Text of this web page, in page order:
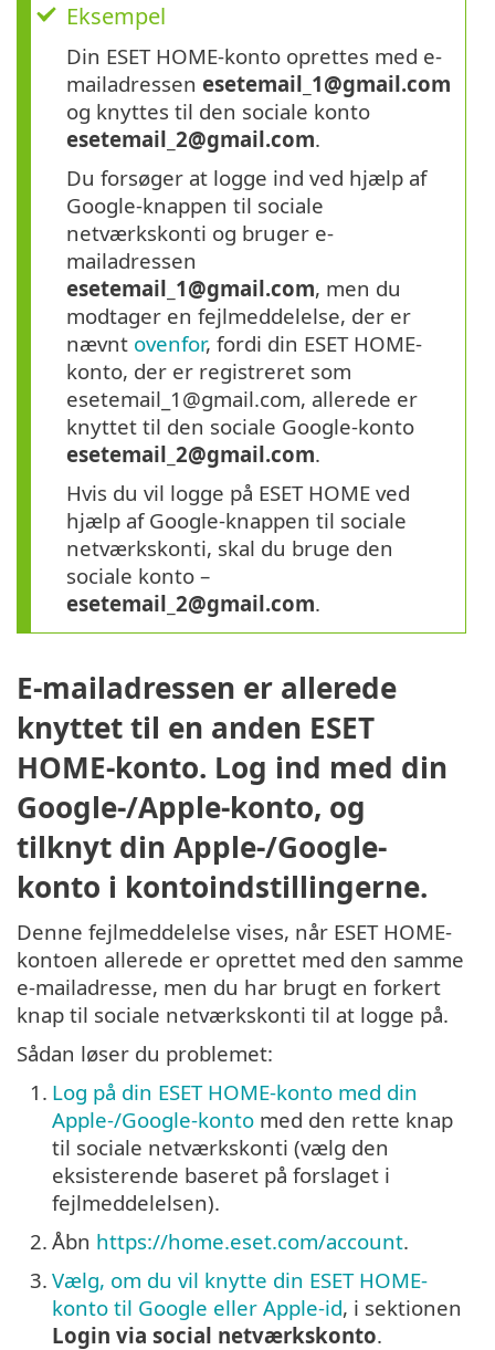
Eksempel
Din ESET HOME-konto oprettes med e-
mailadressen esetemail_1@gmail.com
og knyttes til den sociale konto
esetemail_2@gmail.com.
Du forsøger at logge ind ved hjælp af
Google-knappen til sociale
netværkskonti og bruger e-
mailadressen
esetemail_1@gmail.com, men du
modtager en fejlmeddelelse, der er
nævnt ovenfor, fordi din ESET HOME-
konto, der er registreret som
esetemail_1@gmail.com, allerede er
knyttet til den sociale Google-konto
esetemail_2@gmail.com.
Hvis du vil logge på ESET HOME ved
hjælp af Google-knappen til sociale
netværkskonti, skal du bruge den
sociale konto –
esetemail_2@gmail.com.
E-mailadressen er allerede
knyttet til en anden ESET
HOME-konto. Log ind med din
Google-/Apple-konto, og
tilknyt din Apple-/Google-
konto i kontoindstillingerne.
Denne fejlmeddelelse vises, når ESET HOME-
kontoen allerede er oprettet med den samme
e-mailadresse, men du har brugt en forkert
knap til sociale netværkskonti til at logge på.
Sådan løser du problemet:
1. Log på din ESET HOME-konto med din
Apple-/Google-konto med den rette knap
til sociale netværkskonti (vælg den
eksisterende baseret på forslaget i
fejlmeddelelsen).
2. Åbn https://home.eset.com/account.
3. Vælg, om du vil knytte din ESET HOME-
konto til Google eller Apple-id, i sektionen
Login via social netværkskonto.